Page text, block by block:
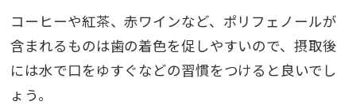
コーヒーや紅茶、赤ワインなど、ポリフェノールが
含まれるものは歯の着色を促しやすいので、摂取後
には水で口をゆすぐなどの習慣をつけると良いでし
ょう。